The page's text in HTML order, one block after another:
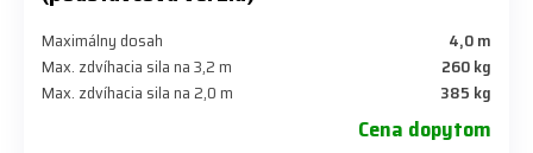
Maximálny dosah
4,0 m
Max. zdvíhacia sila na 3,2 m
260 kg
Max. zdvíhacia sila na 2,0 m
385 kg
Cena dopytom